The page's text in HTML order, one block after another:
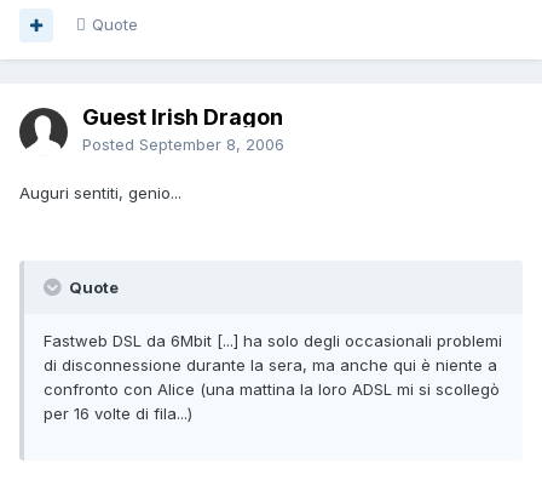
Quote
Guest Irish Dragon
Posted September 8, 2006
Auguri sentiti, genio...
Quote
Fastweb DSL da 6Mbit [...] ha solo degli occasionali problemi
di disconnessione durante la sera, ma anche qui è niente a
confronto con Alice (una mattina la loro ADSL mi si scollegò
per 16 volte di fila...)